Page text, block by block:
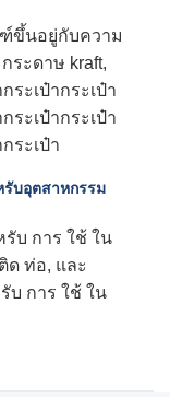
ขึ้นอยู่กับความ
ระดาษ kraft,
ระเป๋ากระเป๋า
ระเป๋ากระเป๋า
ระเป๋า
รับอุตสาหกรรม
รับ การ ใช้ ใน
ด ท่อ, และ
บ การ ใช้ ใน